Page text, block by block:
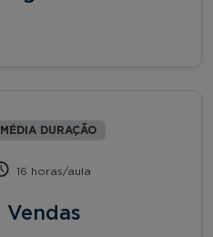
DURAÇÃO
16 horas/aula
Vendas